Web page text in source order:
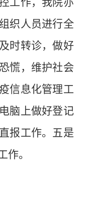
织人员进行全
时转诊，做好
慌，维护社会
信息化管理工
脑上做好登记
报工作。五是
作。